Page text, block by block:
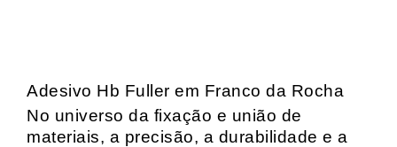
Adesivo Hb Fuller em Franco da Rocha
No universo da fixação e união de
materiais, a precisão, a durabilidade e a